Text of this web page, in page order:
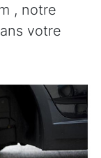
, notre
votre